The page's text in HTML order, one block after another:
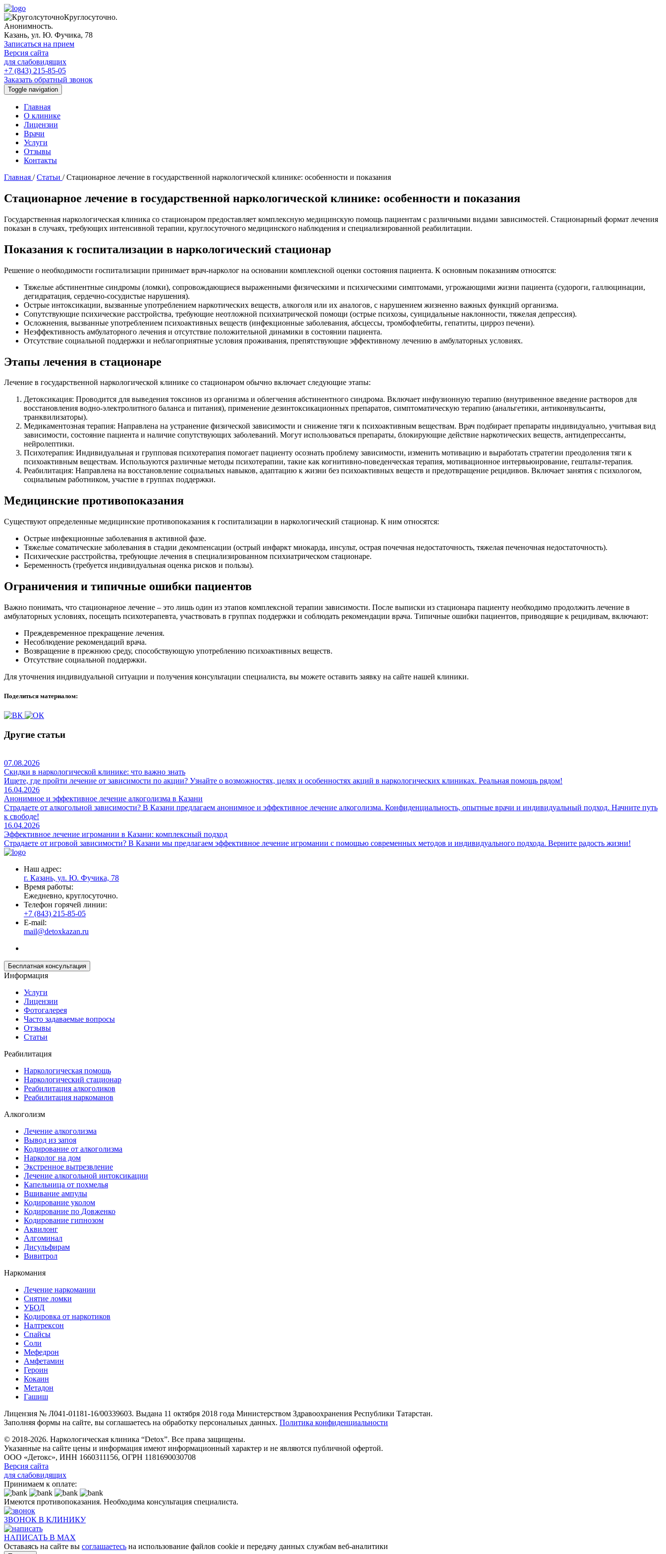
Круглосуточно.
Анонимность.
Казань, ул. Ю. Фучика, 78
Записаться на прием
Версия сайта
для слабовидящих
+7 (843) 215-85-05
Заказать обратный звонок
Toggle navigation
Главная
О клинике
Лицензии
Врачи
Услуги
Отзывы
Контакты
Главная /Статьи /Стационарное лечение в государственной наркологической клинике: особенности и показания
Стационарное лечение в государственной наркологической клинике: особенности и показания
Государственная наркологическая клиника со стационаром предоставляет комплексную медицинскую помощь пациентам с различными видами зависимостей. Стационарный формат лечения
показан в случаях, требующих интенсивной терапии, круглосуточного медицинского наблюдения и специализированной реабилитации.
Показания к госпитализации в наркологический стационар
Решение о необходимости госпитализации принимает врач-нарколог на основании комплексной оценки состояния пациента. К основным показаниям относятся:
Тяжелые абстинентные синдромы (ломки), сопровождающиеся выраженными физическими и психическими симптомами, угрожающими жизни пациента (судороги, галлюцинации,
дегидратация, сердечно-сосудистые нарушения).
Острые интоксикации, вызванные употреблением наркотических веществ, алкоголя или их аналогов, с нарушением жизненно важных функций организма.
Сопутствующие психические расстройства, требующие неотложной психиатрической помощи (острые психозы, суицидальные наклонности, тяжелая депрессия).
Осложнения, вызванные употреблением психоактивных веществ (инфекционные заболевания, абсцессы, тромбофлебиты, гепатиты, цирроз печени).
Неэффективность амбулаторного лечения и отсутствие положительной динамики в состоянии пациента.
Отсутствие социальной поддержки и неблагоприятные условия проживания, препятствующие эффективному лечению в амбулаторных условиях.
Этапы лечения в стационаре
Лечение в государственной наркологической клинике со стационаром обычно включает следующие этапы:
Детоксикация: Проводится для выведения токсинов из организма и облегчения абстинентного синдрома. Включает инфузионную терапию (внутривенное введение растворов для
восстановления водно-электролитного баланса и питания), применение дезинтоксикационных препаратов, симптоматическую терапию (анальгетики, антиконвульсанты,
транквилизаторы).
Медикаментозная терапия: Направлена на устранение физической зависимости и снижение тяги к психоактивным веществам. Врач подбирает препараты индивидуально, учитывая вид
зависимости, состояние пациента и наличие сопутствующих заболеваний. Могут использоваться препараты, блокирующие действие наркотических веществ, антидепрессанты,
нейролептики.
Психотерапия: Индивидуальная и групповая психотерапия помогает пациенту осознать проблему зависимости, изменить мотивацию и выработать стратегии преодоления тяги к
психоактивным веществам. Используются различные методы психотерапии, такие как когнитивно-поведенческая терапия, мотивационное интервьюирование, гештальт-терапия.
Реабилитация: Направлена на восстановление социальных навыков, адаптацию к жизни без психоактивных веществ и предотвращение рецидивов. Включает занятия с психологом,
социальным работником, участие в группах поддержки.
Медицинские противопоказания
Существуют определенные медицинские противопоказания к госпитализации в наркологический стационар. К ним относятся:
Острые инфекционные заболевания в активной фазе.
Тяжелые соматические заболевания в стадии декомпенсации (острый инфаркт миокарда, инсульт, острая почечная недостаточность, тяжелая печеночная недостаточность).
Психические расстройства, требующие лечения в специализированном психиатрическом стационаре.
Беременность (требуется индивидуальная оценка рисков и пользы).
Ограничения и типичные ошибки пациентов
Важно понимать, что стационарное лечение – это лишь один из этапов комплексной терапии зависимости. После выписки из стационара пациенту необходимо продолжить лечение в
амбулаторных условиях, посещать психотерапевта, участвовать в группах поддержки и соблюдать рекомендации врача. Типичные ошибки пациентов, приводящие к рецидивам, включают:
Преждевременное прекращение лечения.
Несоблюдение рекомендаций врача.
Возвращение в прежнюю среду, способствующую употреблению психоактивных веществ.
Отсутствие социальной поддержки.
Для уточнения индивидуальной ситуации и получения консультации специалиста, вы можете оставить заявку на сайте нашей клиники.
Поделиться материалом:
Другие статьи
07.08.2026
Скидки в наркологической клинике: что важно знать
Ищете, где пройти лечение от зависимости по акции? Узнайте о возможностях, целях и особенностях акций в наркологических клиниках. Реальная помощь рядом!
16.04.2026
Анонимное и эффективное лечение алкоголизма в Казани
Страдаете от алкогольной зависимости? В Казани предлагаем анонимное и эффективное лечение алкоголизма. Конфиденциальность, опытные врачи и индивидуальный подход. Начните путь
к свободе!
16.04.2026
Эффективное лечение игромании в Казани: комплексный подход
Страдаете от игровой зависимости? В Казани мы предлагаем эффективное лечение игромании с помощью современных методов и индивидуального подхода. Верните радость жизни!
Наш адрес:
г. Казань, ул. Ю. Фучика, 78
Время работы:
Ежедневно, круглосуточно.
Телефон горячей линии:
+7 (843) 215-85-05
E-mail:
mail@detoxkazan.ru
Бесплатная консультация
Информация
Услуги
Лицензии
Фотогалерея
Часто задаваемые вопросы
Отзывы
Статьи
Реабилитация
Наркологическая помощь
Наркологический стационар
Реабилитация алкоголиков
Реабилитация наркоманов
Алкоголизм
Лечение алкоголизма
Вывод из запоя
Кодирование от алкоголизма
Нарколог на дом
Экстренное вытрезвление
Лечение алкогольной интоксикации
Капельница от похмелья
Вшивание ампулы
Кодирование уколом
Кодирование по Довженко
Кодирование гипнозом
Аквилонг
Алгоминал
Дисульфирам
Вивитрол
Наркомания
Лечение наркомании
Снятие ломки
УБОД
Кодировка от наркотиков
Налтрексон
Спайсы
Соли
Мефедрон
Амфетамин
Героин
Кокаин
Метадон
Гашиш
Лицензия № Л041-01181-16/00339603. Выдана 11 октября 2018 года Министерством Здравоохранения Республики Татарстан.
Заполняя формы на сайте, вы соглашаетесь на обработку персональных данных. Политика конфиденциальности
© 2018-2026. Наркологическая клиника “Detox”. Все права защищены.
Указанные на сайте цены и информация имеют информационный характер и не являются публичной офертой.
ООО «Детокс», ИНН 1660311156, ОГРН 1181690030708
Версия сайта
для слабовидящих
Принимаем к оплате:
Имеются противопоказания. Необходима консультация специалиста.
ЗВОНОК В КЛИНИКУ
НАПИСАТЬ В MAX
Оставаясь на сайте вы соглашаетесь на использование файлов cookie и передачу данных службам веб-аналитики